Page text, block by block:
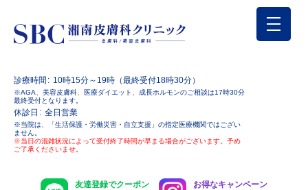
診療時間 10時15分～19時（最終受付18時30分）
※AGA、美容皮膚科、医療ダイエット、成長ホルモンのご相談は17時30分
最終受付となります。
休診日 全日営業
※当院は、「生活保護・労働災害・自立支援」の指定医療機関ではござい
ません。
※当日の混雑状況によって受付終了時間が早まる場合がございます。予め
ご了承くださいませ。
友達登録でクーポン
お得なキャンペーン